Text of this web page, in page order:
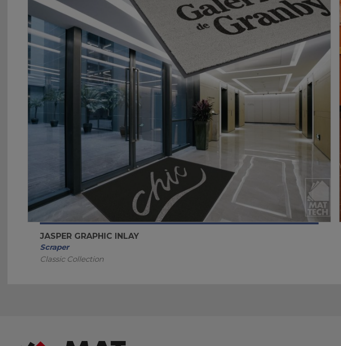
JASPER GRAPHIC INLAY
Scraper
Classic Collection